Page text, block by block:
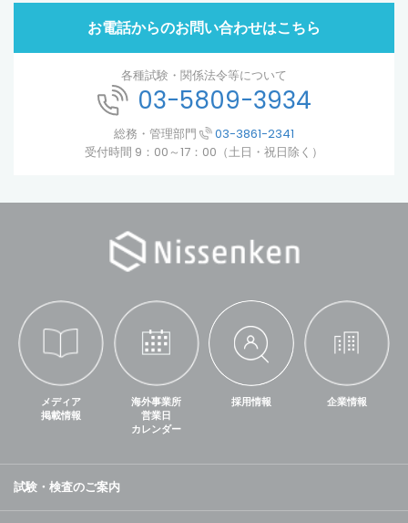
お電話からのお問い合わせはこちら
各種試験・関係法令等について
03-5809-3934
総務・管理部門
03-3861-2341
受付時間 9：00～17：00（土日・祝日除く）
メディア
掲載情報
海外事業所
営業日
カレンダー
採用情報 企業情報
試験・検査のご案内